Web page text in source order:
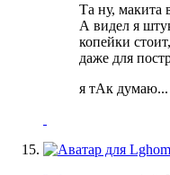
Та ну,
А видел я
копейки
даже для
я тАк думаю...